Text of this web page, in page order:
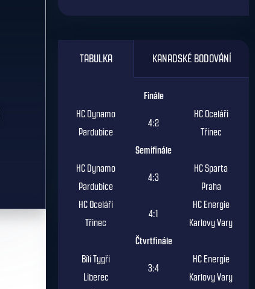
TABULKA KANADSKÉ BODOVÁNÍ
Finále
HC Dynamo
Pardubice
4:2
HC Oceláři
Třinec
Semifinále
HC Dynamo
Pardubice
4:3
HC Sparta
Praha
HC Oceláři
Třinec
4:1
HC Energie
Karlovy Vary
Čtvrtfinále
Bílí Tygři
Liberec
3:4
HC Energie
Karlovy Vary